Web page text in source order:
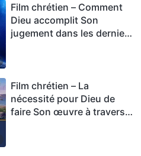
Film chrétien – Comment
Dieu accomplit Son
jugement dans les derniers
Film chrétien – La
nécessité pour Dieu de
faire Son œuvre à travers